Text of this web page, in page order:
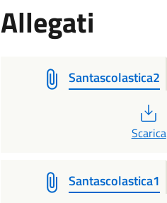
Allegati
Santascolastica2
Scarica
Santascolastica1